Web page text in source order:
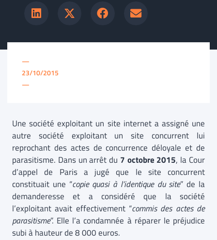
—
23/10/2015
—
Une société exploitant un site internet a assigné une
autre société exploitant un site concurrent lui
reprochant des actes de concurrence déloyale et de
parasitisme. Dans un arrêt du 7 octobre 2015, la Cour
d’appel de Paris a jugé que le site concurrent
constituait une “copie quasi à l’identique du site” de la
demanderesse et a considéré que la société
l’exploitant avait effectivement “commis des actes de
parasitisme”. Elle l’a condamnée à réparer le préjudice
subi à hauteur de 8 000 euros.